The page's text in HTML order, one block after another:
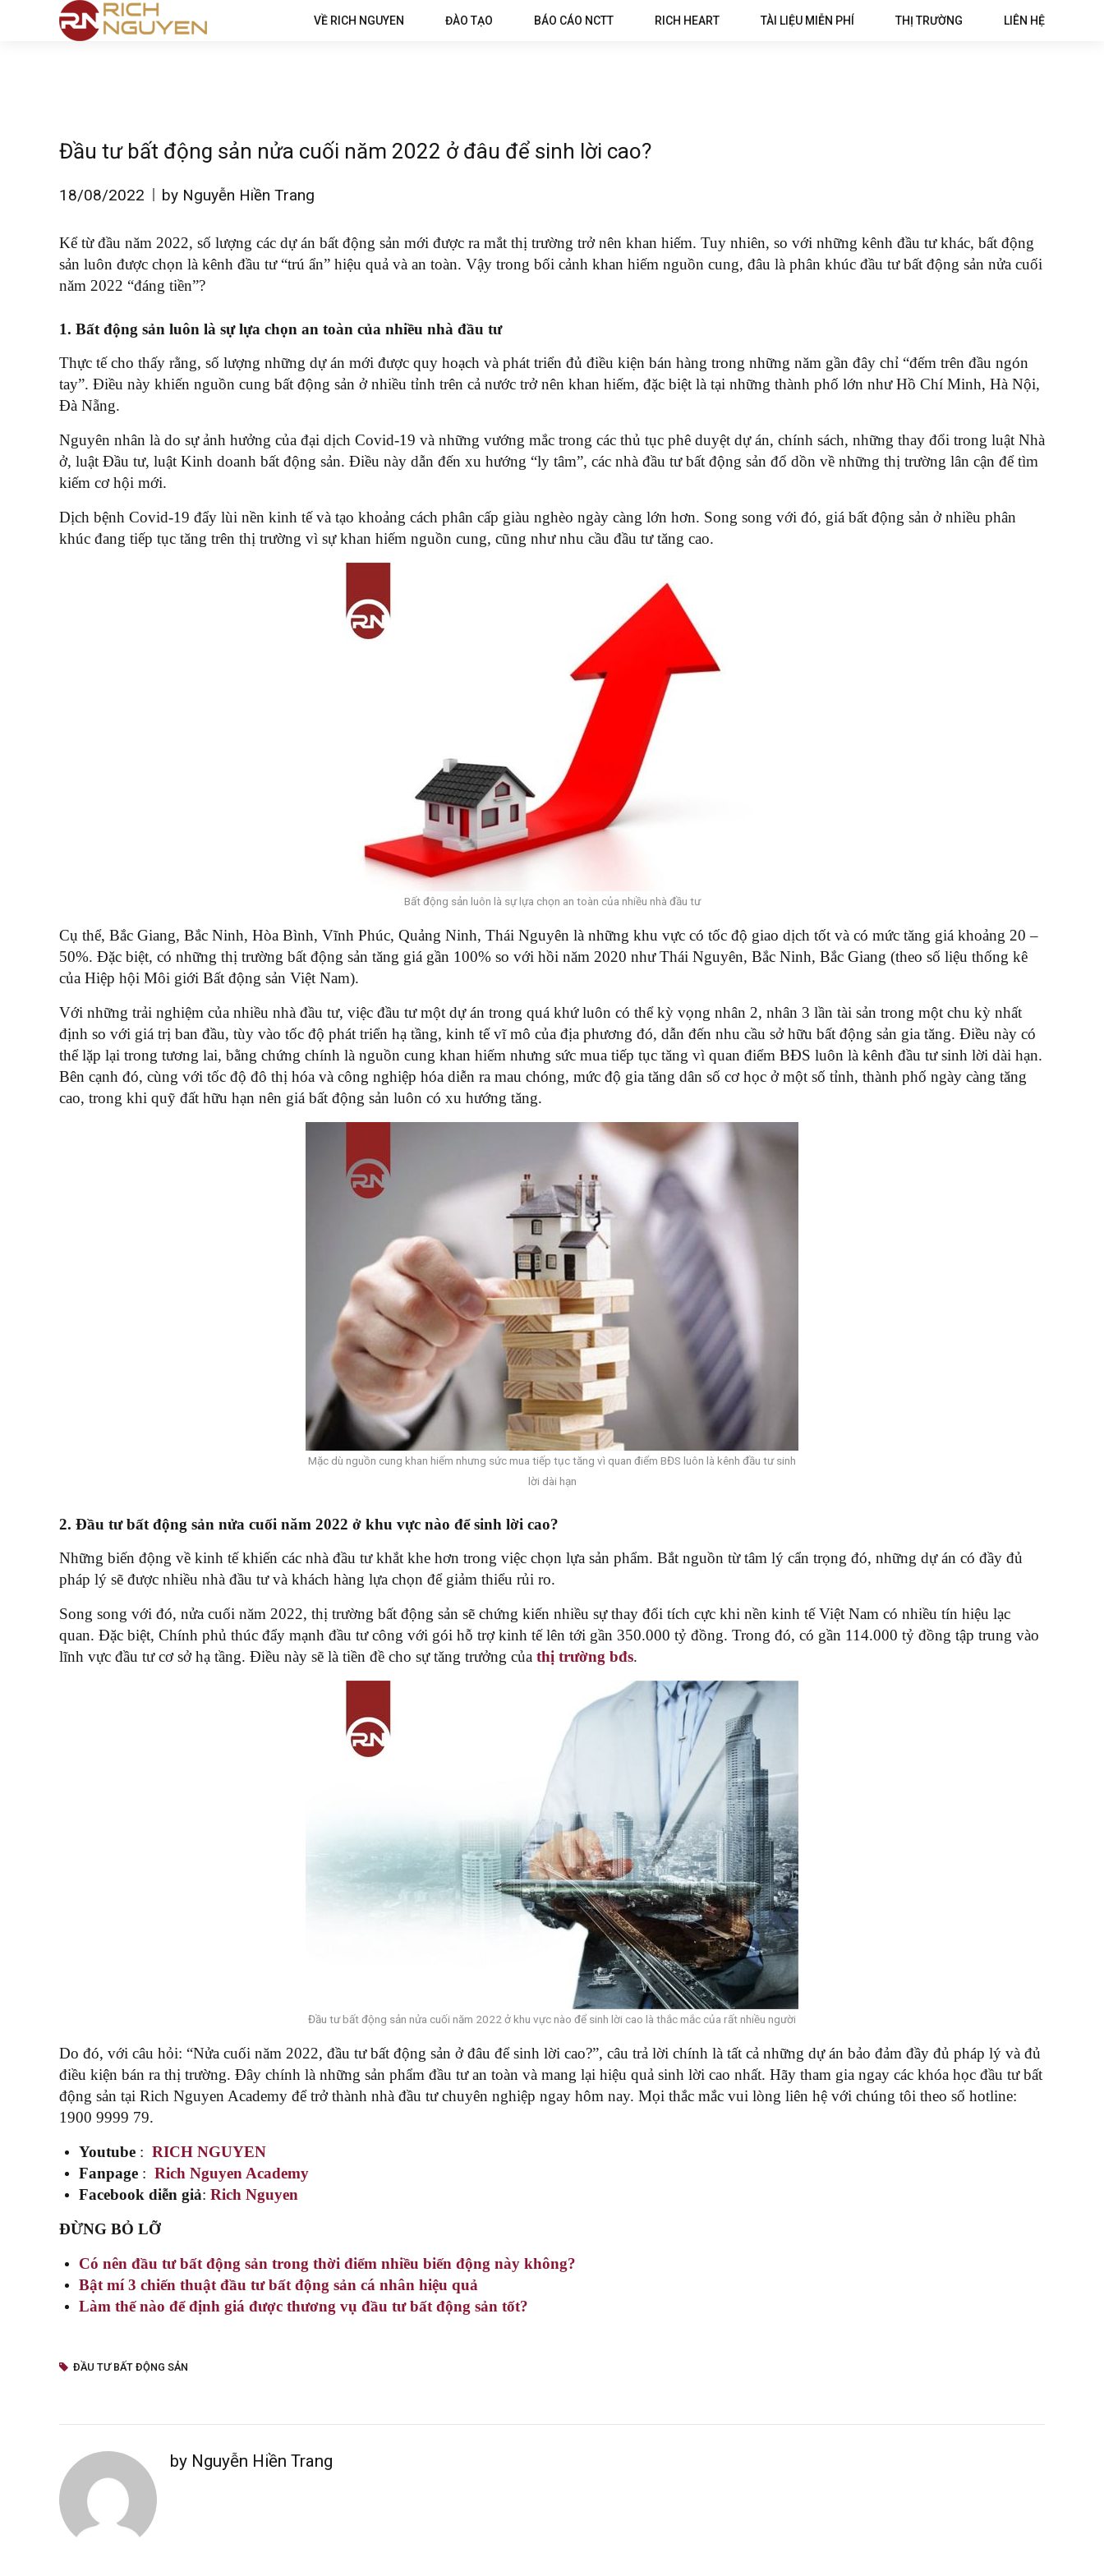
VỀ RICH NGUYEN ĐÀO TẠO BÁO CÁO NCTT RICH HEART TÀI LIỆU MIỄN PHÍ THỊ TRƯỜNG LIÊN HỆ
Đầu tư bất động sản nửa cuối năm 2022 ở đâu để sinh lời cao?
18/08/2022 by Nguyễn Hiền Trang
Kể từ đầu năm 2022, số lượng các dự án bất động sản mới được ra mắt thị trường trở nên khan hiếm. Tuy nhiên, so với những kênh đầu tư khác, bất động
sản luôn được chọn là kênh đầu tư “trú ẩn” hiệu quả và an toàn. Vậy trong bối cảnh khan hiếm nguồn cung, đâu là phân khúc đầu tư bất động sản nửa cuối
năm 2022 “đáng tiền”?
1. Bất động sản luôn là sự lựa chọn an toàn của nhiều nhà đầu tư
Thực tế cho thấy rằng, số lượng những dự án mới được quy hoạch và phát triển đủ điều kiện bán hàng trong những năm gần đây chỉ “đếm trên đầu ngón
tay”. Điều này khiến nguồn cung bất động sản ở nhiều tỉnh trên cả nước trở nên khan hiếm, đặc biệt là tại những thành phố lớn như Hồ Chí Minh, Hà Nội,
Đà Nẵng.
Nguyên nhân là do sự ảnh hưởng của đại dịch Covid-19 và những vướng mắc trong các thủ tục phê duyệt dự án, chính sách, những thay đổi trong luật Nhà
ở, luật Đầu tư, luật Kinh doanh bất động sản. Điều này dẫn đến xu hướng “ly tâm”, các nhà đầu tư bất động sản đổ dồn về những thị trường lân cận để tìm
kiếm cơ hội mới.
Dịch bệnh Covid-19 đẩy lùi nền kinh tế và tạo khoảng cách phân cấp giàu nghèo ngày càng lớn hơn. Song song với đó, giá bất động sản ở nhiều phân
khúc đang tiếp tục tăng trên thị trường vì sự khan hiếm nguồn cung, cũng như nhu cầu đầu tư tăng cao.
Bất động sản luôn là sự lựa chọn an toàn của nhiều nhà đầu tư
Cụ thể, Bắc Giang, Bắc Ninh, Hòa Bình, Vĩnh Phúc, Quảng Ninh, Thái Nguyên là những khu vực có tốc độ giao dịch tốt và có mức tăng giá khoảng 20 –
50%. Đặc biệt, có những thị trường bất động sản tăng giá gần 100% so với hồi năm 2020 như Thái Nguyên, Bắc Ninh, Bắc Giang (theo số liệu thống kê
của Hiệp hội Môi giới Bất động sản Việt Nam).
Với những trải nghiệm của nhiều nhà đầu tư, việc đầu tư một dự án trong quá khứ luôn có thể kỳ vọng nhân 2, nhân 3 lần tài sản trong một chu kỳ nhất
định so với giá trị ban đầu, tùy vào tốc độ phát triển hạ tầng, kinh tế vĩ mô của địa phương đó, dẫn đến nhu cầu sở hữu bất động sản gia tăng. Điều này có
thể lặp lại trong tương lai, bằng chứng chính là nguồn cung khan hiếm nhưng sức mua tiếp tục tăng vì quan điểm BĐS luôn là kênh đầu tư sinh lời dài hạn.
Bên cạnh đó, cùng với tốc độ đô thị hóa và công nghiệp hóa diễn ra mau chóng, mức độ gia tăng dân số cơ học ở một số tỉnh, thành phố ngày càng tăng
cao, trong khi quỹ đất hữu hạn nên giá bất động sản luôn có xu hướng tăng.
Mặc dù nguồn cung khan hiếm nhưng sức mua tiếp tục tăng vì quan điểm BĐS luôn là kênh đầu tư sinh
lời dài hạn
2. Đầu tư bất động sản nửa cuối năm 2022 ở khu vực nào để sinh lời cao?
Những biến động về kinh tế khiến các nhà đầu tư khắt khe hơn trong việc chọn lựa sản phẩm. Bắt nguồn từ tâm lý cẩn trọng đó, những dự án có đầy đủ
pháp lý sẽ được nhiều nhà đầu tư và khách hàng lựa chọn để giảm thiểu rủi ro.
Song song với đó, nửa cuối năm 2022, thị trường bất động sản sẽ chứng kiến nhiều sự thay đổi tích cực khi nền kinh tế Việt Nam có nhiều tín hiệu lạc
quan. Đặc biệt, Chính phủ thúc đẩy mạnh đầu tư công với gói hỗ trợ kinh tế lên tới gần 350.000 tỷ đồng. Trong đó, có gần 114.000 tỷ đồng tập trung vào
lĩnh vực đầu tư cơ sở hạ tầng. Điều này sẽ là tiền đề cho sự tăng trưởng của thị trường bđs.
Đầu tư bất động sản nửa cuối năm 2022 ở khu vực nào để sinh lời cao là thắc mắc của rất nhiều người
Do đó, với câu hỏi: “Nửa cuối năm 2022, đầu tư bất động sản ở đâu để sinh lời cao?”, câu trả lời chính là tất cả những dự án bảo đảm đầy đủ pháp lý và đủ
điều kiện bán ra thị trường. Đây chính là những sản phẩm đầu tư an toàn và mang lại hiệu quả sinh lời cao nhất. Hãy tham gia ngay các khóa học đầu tư bất
động sản tại Rich Nguyen Academy để trở thành nhà đầu tư chuyên nghiệp ngay hôm nay. Mọi thắc mắc vui lòng liên hệ với chúng tôi theo số hotline:
1900 9999 79.
Youtube : RICH NGUYEN
Fanpage : Rich Nguyen Academy
Facebook diễn giả: Rich Nguyen
ĐỪNG BỎ LỠ
Có nên đầu tư bất động sản trong thời điểm nhiều biến động này không?
Bật mí 3 chiến thuật đầu tư bất động sản cá nhân hiệu quả
Làm thế nào để định giá được thương vụ đầu tư bất động sản tốt?
ĐẦU TƯ BẤT ĐỘNG SẢN
by Nguyễn Hiền Trang